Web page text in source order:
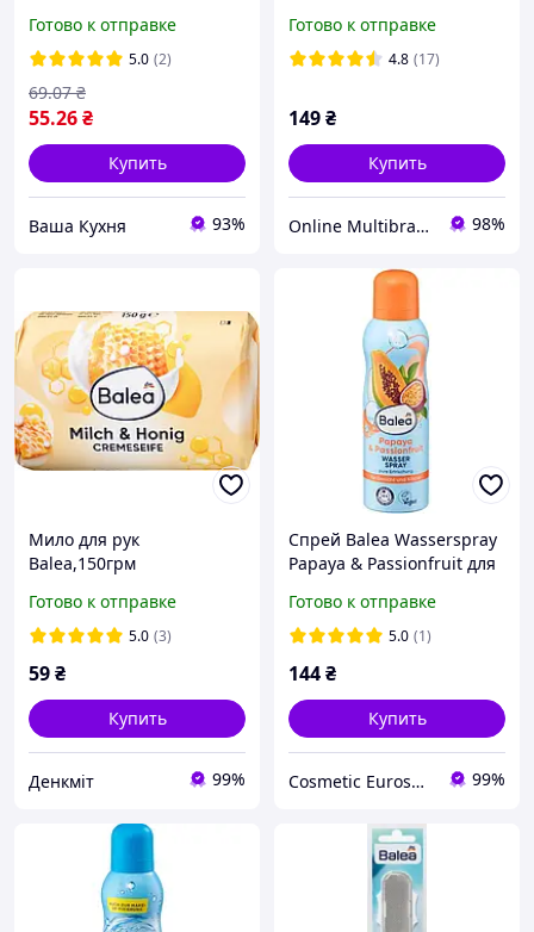
гГотово к отправке
5.0 (2)
55.26₴
69.07 ₴
Купить
Ваша Кухня 93%
Готово к отправке
4.8 (17)
149₴
Купить
Online Multibrand Store 98%
Мило для рук
Balea,150грм
Готово к отправке
5.0 (3)
59₴
Купить
Денкміт 99%
Спрей Balea Wasserspray
Papaya & Passionfruit для
Готово к отправке
5.0 (1)
144₴
Купить
Cosmetic Euroshop 99%